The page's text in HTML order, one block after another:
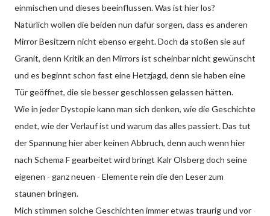
einmischen und dieses beeinflussen. Was ist hier los?
Natürlich wollen die beiden nun dafür sorgen, dass es anderen
Mirror Besitzern nicht ebenso ergeht. Doch da stoßen sie auf
Granit, denn Kritik an den Mirrors ist scheinbar nicht gewünscht
und es beginnt schon fast eine Hetzjagd, denn sie haben eine
Tür geöffnet, die sie besser geschlossen gelassen hätten.
Wie in jeder Dystopie kann man sich denken, wie die Geschichte
endet, wie der Verlauf ist und warum das alles passiert. Das tut
der Spannung hier aber keinen Abbruch, denn auch wenn hier
nach Schema F gearbeitet wird bringt Kalr Olsberg doch seine
eigenen - ganz neuen - Elemente rein die den Leser zum
staunen bringen.
Mich stimmen solche Geschichten immer etwas traurig und vor